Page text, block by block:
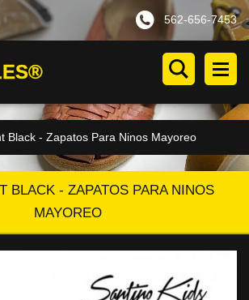
562-656-7453
Black - Zapatos Para Ninos Mayoreo
BLACK - ZAPATOS PARA NINOS
MAYOREO